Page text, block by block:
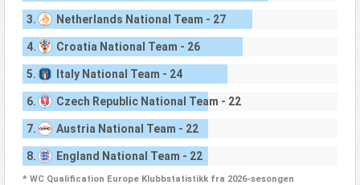
3. Netherlands National Team - 27
4. Croatia National Team - 26
5. Italy National Team - 24
6. Czech Republic National Team - 22
7. Austria National Team - 22
8. England National Team - 22
* WC Qualification Europe Klubbstatistikk fra 2026-sesongen